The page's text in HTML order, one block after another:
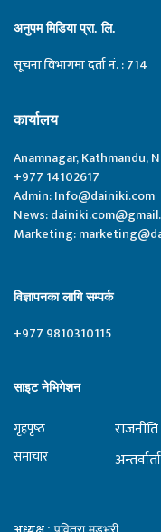
अनुपम मिडिया प्रा. लि.
सूचना विभागमा दर्ता नं. : 714
कार्यालय
Anamnagar, Kathmandu,
+977 14102617
Admin:Info@dainiki.com
News:
Marketing:
विज्ञापनका लागि सम्पर्क
+977 9810310115
साइट नेभिगेशन
गृहपृष्‍ठ
समाचार
राजनीति
अन्तर्वार्ता